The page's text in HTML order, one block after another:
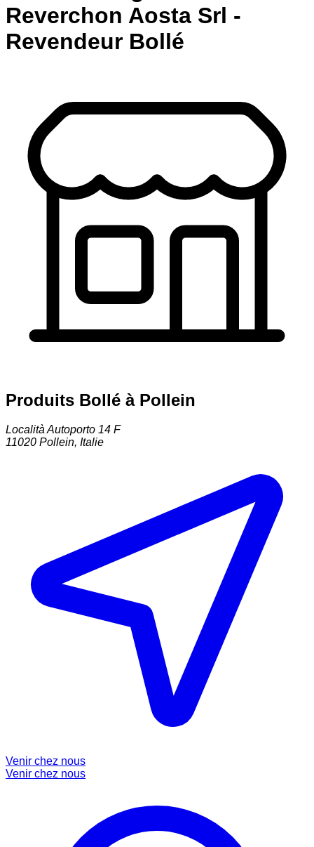
Reverchon Aosta Srl -
Revendeur Bollé
Produits Bollé à Pollein
Località Autoporto 14 F
11020 Pollein, Italie
Venir chez nous
Venir chez nous